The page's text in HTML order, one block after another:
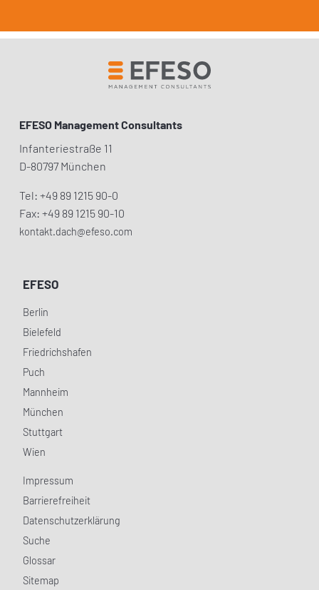
EFESO Management Consultants
Infanteriestraße 11
D-80797 München
Tel: +49 89 1215 90-0
Fax: +49 89 1215 90-10
kontakt.dach@efeso.com
EFESO
Berlin
Bielefeld
Friedrichshafen
Puch
Mannheim
München
Stuttgart
Wien
Impressum
Barrierefreiheit
Datenschutzerklärung
Suche
Glossar
Sitemap